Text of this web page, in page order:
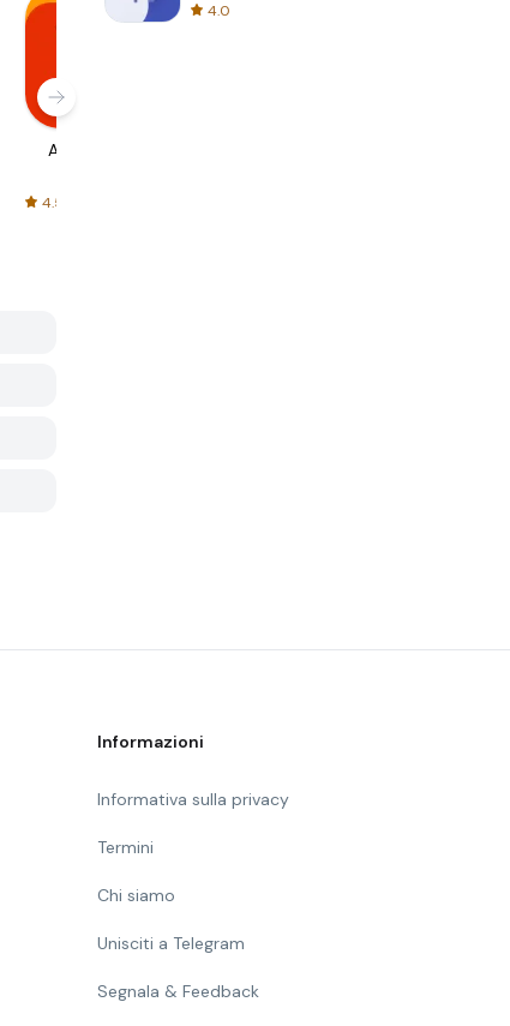
AliExpress
4.5
4.0
Informazioni
Informativa sulla privacy
Termini
Chi siamo
Unisciti a Telegram
Segnala & Feedback